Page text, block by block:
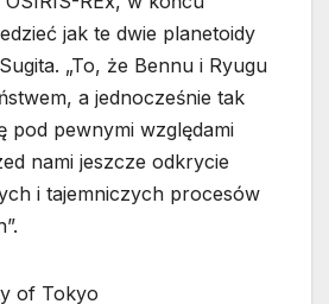
jak te dwie planetoidy
„To, że Bennu i Ryugu
a jednocześnie tak
pod pewnymi względami
nami jeszcze odkrycie
i tajemniczych procesów
of Tokyo